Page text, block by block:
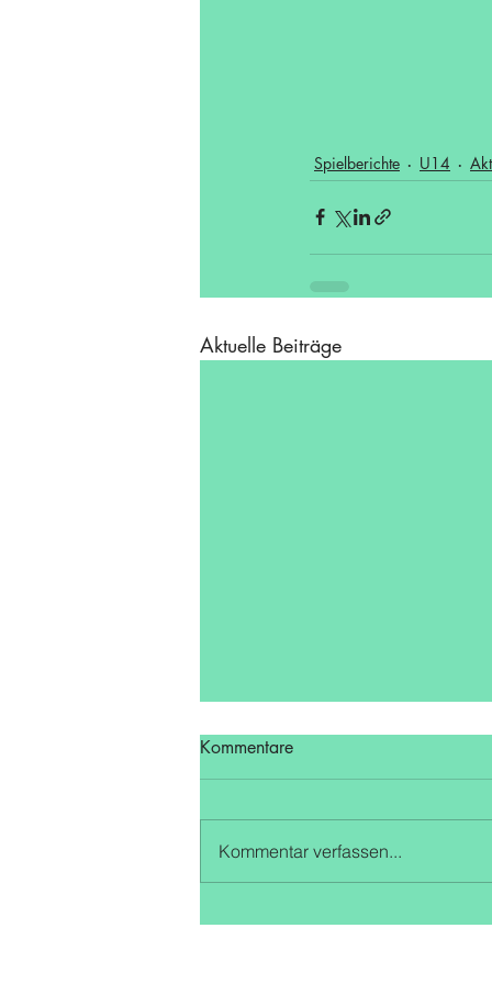
Spielberichte U14
Aktuelle Beiträge
U16 bleibt in der Oberliga
Kommentare
Kommentar verfassen...